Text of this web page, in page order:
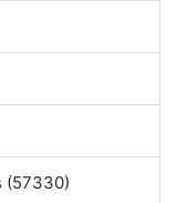
(57330)